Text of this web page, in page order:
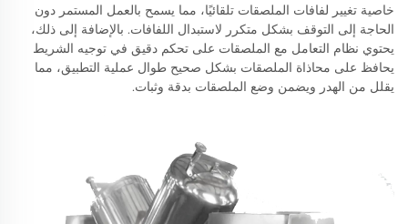
خاصية تغيير لفافات الملصقات تلقائيًا، مما يسمح بالعمل المستمر دون
الحاجة إلى التوقف بشكل متكرر لاستبدال اللفافات. بالإضافة إلى ذلك،
يحتوي نظام التعامل مع الملصقات على تحكم دقيق في توجيه الشريط
يحافظ على محاذاة الملصقات بشكل صحيح طوال عملية التطبيق، مما
يقلل من الهدر ويضمن وضع الملصقات بدقة وثبات.